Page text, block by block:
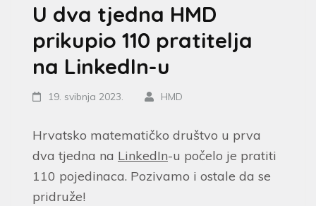
U dva tjedna HMD
prikupio 110 pratitelja
na LinkedIn-u
19. svibnja 2023. HMD
Hrvatsko matematičko društvo u prva
dva tjedna na LinkedIn-u počelo je pratiti
110 pojedinaca. Pozivamo i ostale da se
pridruže!